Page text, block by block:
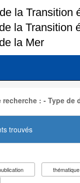
recherche : - Type
trouvés
thématique